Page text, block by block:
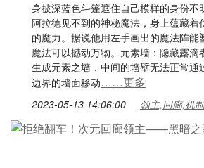
身披深蓝色斗篷遮住自己模样的身份不
阿拉德见不到的神秘魔法，身上蕴藏着
的魔力。据说他用左手画出的魔法阵能
魔法可以撼动万物。元素墙：隐藏露滴
生成元素之墙，中间的墙壁无法正常通
边界的墙面移动……更多
2023-05-13 14:06:00 领主,回廊,机